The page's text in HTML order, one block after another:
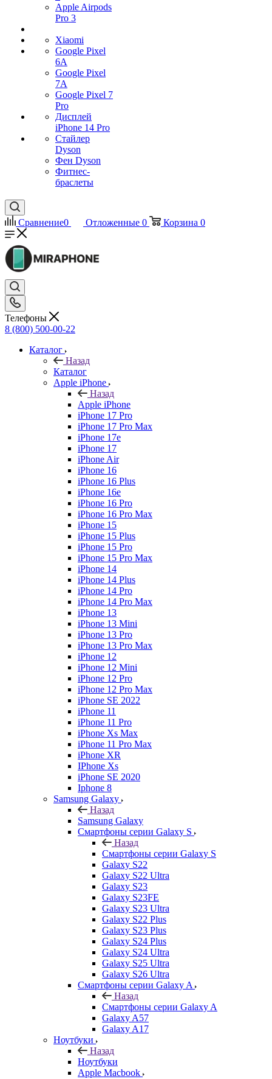
Apple Airpods
Pro 3
Xiaomi
Google Pixel
6A
Google Pixel
7А
Google Pixel 7
Pro
Дисплей
iPhone 14 Pro
Стайлер
Dyson
Фен Dyson
Фитнес-
браслеты
Сравнение0 Отложенные 0 Корзина 0
Телефоны
8 (800) 500-00-22
Каталог
Назад
Каталог
Apple iPhone
Назад
Apple iPhone
iPhone 17 Pro
iPhone 17 Pro Max
iPhone 17e
iPhone 17
iPhone Air
iPhone 16
iPhone 16 Plus
iPhone 16e
iPhone 16 Pro
iPhone 16 Pro Max
iPhone 15
iPhone 15 Plus
iPhone 15 Pro
iPhone 15 Pro Max
iPhone 14
iPhone 14 Plus
iPhone 14 Pro
iPhone 14 Pro Max
iPhone 13
iPhone 13 Mini
iPhone 13 Pro
iPhone 13 Pro Max
iPhone 12
iPhone 12 Mini
iPhone 12 Pro
iPhone 12 Pro Max
iPhone SE 2022
iPhone 11
iPhone 11 Pro
iPhone Xs Max
iPhone 11 Pro Max
iPhone XR
IPhone Xs
iPhone SE 2020
Iphone 8
Samsung Galaxy
Назад
Samsung Galaxy
Смартфоны серии Galaxy S
Назад
Смартфоны серии Galaxy S
Galaxy S22
Galaxy S22 Ultra
Galaxy S23
Galaxy S23FE
Galaxy S23 Ultra
Galaxy S22 Plus
Galaxy S23 Plus
Galaxy S24 Plus
Galaxy S24 Ultra
Galaxy S25 Ultra
Galaxy S26 Ultra
Смартфоны серии Galaxy A
Назад
Смартфоны серии Galaxy A
Galaxy A57
Galaxy A17
Ноутбуки
Назад
Ноутбуки
Apple Macbook